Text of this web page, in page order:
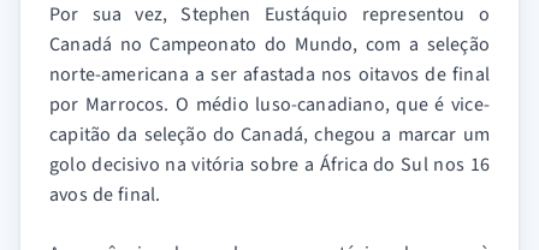
Por sua vez, Stephen Eustáquio representou o
Canadá no Campeonato do Mundo, com a seleção
norte-americana a ser afastada nos oitavos de final
por Marrocos. O médio luso-canadiano, que é vice-
capitão da seleção do Canadá, chegou a marcar um
golo decisivo na vitória sobre a África do Sul nos 16
avos de final.